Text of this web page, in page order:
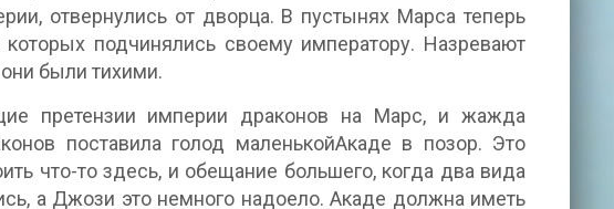
отвернулись от дворца. В пустынях Марса теперь
подчинялись своему императору. Назревают
были тихими.
претензии империи драконов на Марс, и жажда
поставила голод маленькойАкаде в позор. Это
что-то здесь, и обещание большего, когда два вида
а Джози это немного надоело. Акаде должна иметь